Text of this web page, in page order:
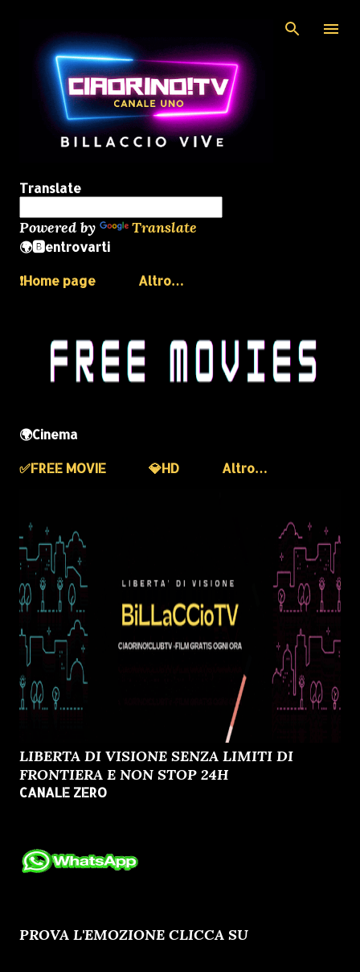
Translate
Powered by Translate
🌍🅱️entrovarti
❗️Home page
Altro…
🌍Cinema
✅️FREE MOVIE
💎HD Altro…
LIBERTA DI VISIONE SENZA LIMITI DI
FRONTIERA E NON STOP 24H
CANALE ZERO
PROVA L'EMOZIONE CLICCA SU